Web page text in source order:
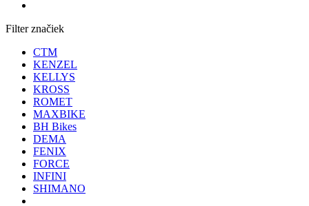
Filter značiek
CTM
KENZEL
KELLYS
KROSS
ROMET
MAXBIKE
BH Bikes
DEMA
FENIX
FORCE
INFINI
SHIMANO